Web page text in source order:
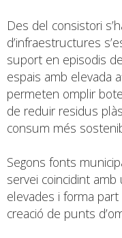
Des del consistori
d’infraestructures
suport en episodis
espais amb elevada
permeten omplir
de reduir residus
consum més
Segons fonts
servei coincidint
elevades i forma
creació de punts